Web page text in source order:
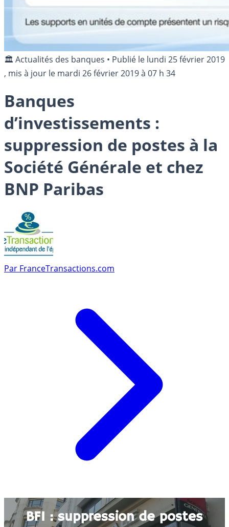
🏛️ Actualités des banques • Publié le lundi 25 février 2019
, mis à jour le mardi 26 février 2019 à 07 h 34
Banques
d’investissements :
suppression de postes à la
Société Générale et chez
BNP Paribas
Par FranceTransactions.com